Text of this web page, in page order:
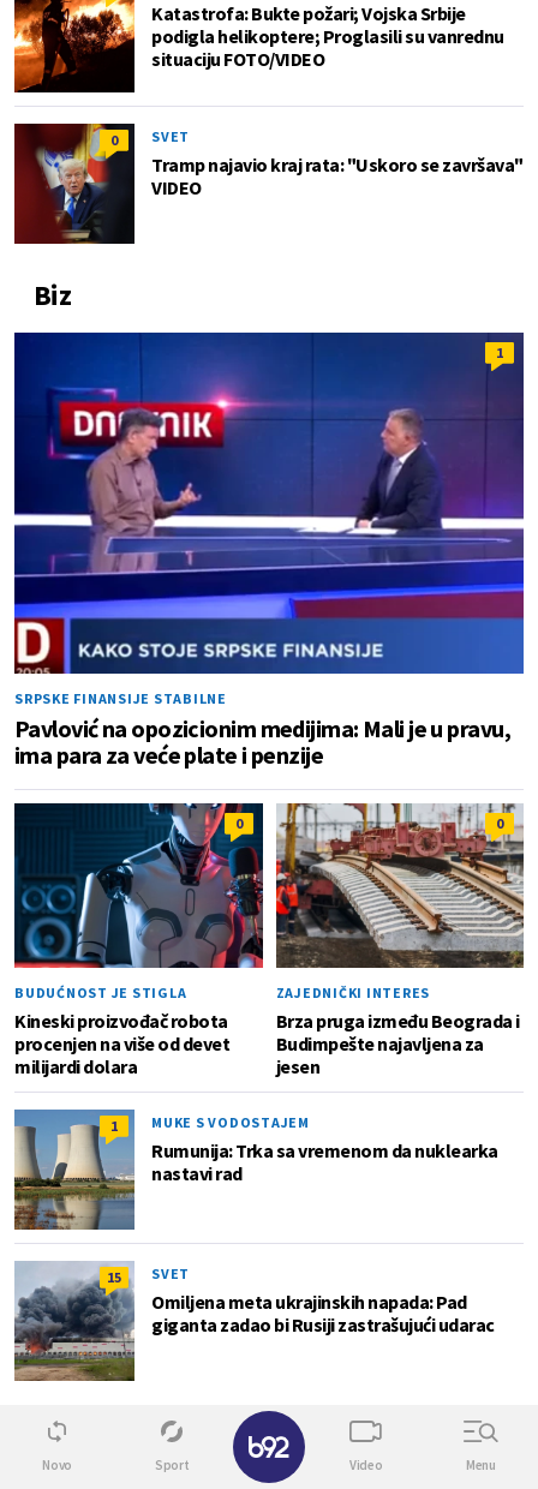
Katastrofa: Bukte požari; Vojska Srbije
podigla helikoptere; Proglasili su vanrednu
situaciju FOTO/VIDEO
0 SVET
Tramp najavio kraj rata: "Uskoro se završava"
VIDEO
Biz
1
SRPSKE FINANSIJE STABILNE
Pavlović na opozicionim medijima: Mali je u pravu,
ima para za veće plate i penzije
0
BUDUĆNOST JE STIGLA
Kineski proizvođač robota
procenjen na više od devet
milijardi dolara
0
ZAJEDNIČKI INTERES
Brza pruga između Beograda i
Budimpešte najavljena za
jesen
1 MUKE S VODOSTAJEM
Rumunija: Trka sa vremenom da nuklearka
nastavi rad
15 SVET
Omiljena meta ukrajinskih napada: Pad
giganta zadao bi Rusiji zastrašujući udarac
Lokal
Novo Sport Video Menu
✕